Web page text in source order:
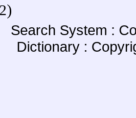
Search System :
Dictionary :